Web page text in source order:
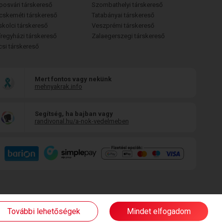
társkereső
társkereső
társkereső
társkereső
társkereső
Szombathelyi társkereső
Tatabányai társkereső
Veszprémi társkereső
Zalaegerszegi társkereső
Mert fontos vagy nekünk
mehnyakrak.info
Segítség, ha bajban vagy
randivonal.hu/a-nok-vedelmeben
További lehetőségek Mindet elfogadom